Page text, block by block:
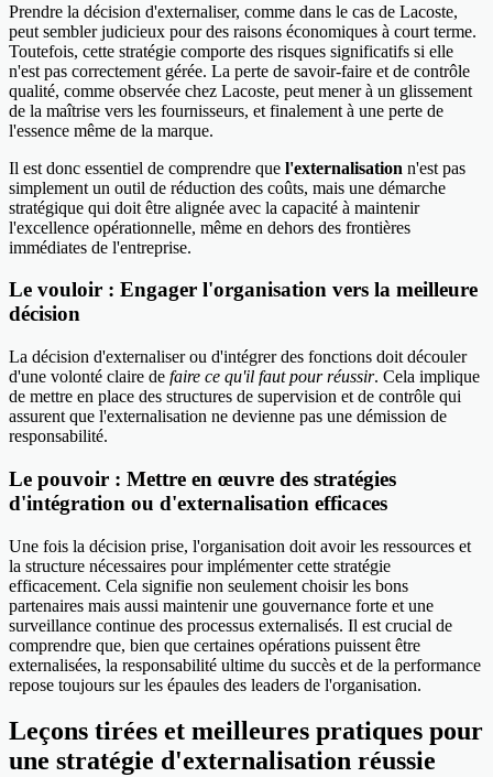
Prendre la décision d'externaliser, comme dans le cas de Lacoste,
peut sembler judicieux pour des raisons économiques à court terme.
Toutefois, cette stratégie comporte des risques significatifs si elle
n'est pas correctement gérée. La perte de savoir-faire et de contrôle
qualité, comme observée chez Lacoste, peut mener à un glissement
de la maîtrise vers les fournisseurs, et finalement à une perte de
l'essence même de la marque.
Il est donc essentiel de comprendre que l'externalisation n'est pas
simplement un outil de réduction des coûts, mais une démarche
stratégique qui doit être alignée avec la capacité à maintenir
l'excellence opérationnelle, même en dehors des frontières
immédiates de l'entreprise.
Le vouloir : Engager l'organisation vers la meilleure
décision
La décision d'externaliser ou d'intégrer des fonctions doit découler
d'une volonté claire de faire ce qu'il faut pour réussir. Cela implique
de mettre en place des structures de supervision et de contrôle qui
assurent que l'externalisation ne devienne pas une démission de
responsabilité.
Le pouvoir : Mettre en œuvre des stratégies
d'intégration ou d'externalisation efficaces
Une fois la décision prise, l'organisation doit avoir les ressources et
la structure nécessaires pour implémenter cette stratégie
efficacement. Cela signifie non seulement choisir les bons
partenaires mais aussi maintenir une gouvernance forte et une
surveillance continue des processus externalisés. Il est crucial de
comprendre que, bien que certaines opérations puissent être
externalisées, la responsabilité ultime du succès et de la performance
repose toujours sur les épaules des leaders de l'organisation.
Leçons tirées et meilleures pratiques pour
une stratégie d'externalisation réussie